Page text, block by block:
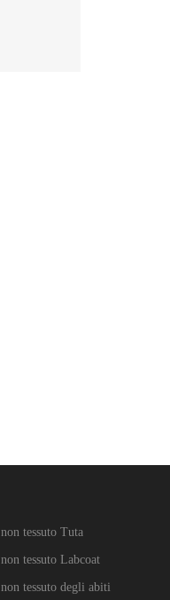
tessuto Tuta
tessuto Labcoat
tessuto degli abiti